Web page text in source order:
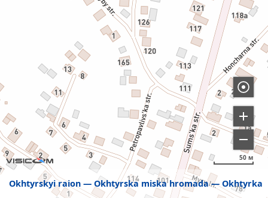
Okhtyrskyi raion Okhtyrska miska hromada Okhtyrka
50 м